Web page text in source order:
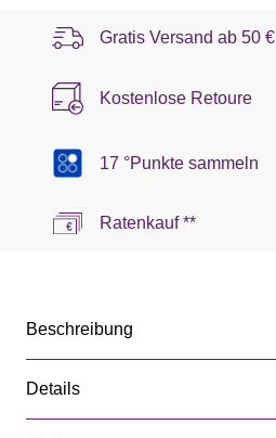
Gratis Versand ab 50 €
Kostenlose Retoure
17 °Punkte sammeln
Ratenkauf **
Beschreibung
Details